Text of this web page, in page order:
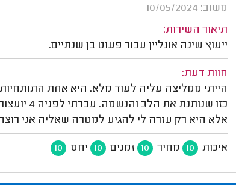
משוב: 10/05/2024
תיאור השירות:
ייעוץ שינה אונליין עבור פעוט בן שנתיים.
חוות דעת:
הייתי ממליצה עליה לעוד מלא. היא אחת
כזו
אלא היא רק עזרה לי להגיע למטרה שאליה אני
איכות 10 מחיר 10 זמנים 10 יחס 10